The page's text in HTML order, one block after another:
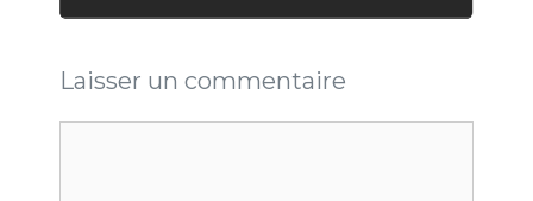
Laisser un commentaire